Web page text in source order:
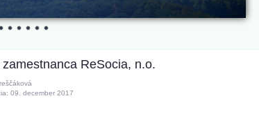
ReSocia, n.o.
09. december 2017